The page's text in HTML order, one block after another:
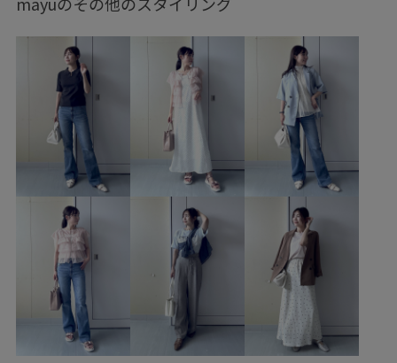
夏コーデ 授業参観日コーデ 運動会コーデ
デートコーデ お出かけコーデ 旅行コーデ
推し活コーデ 女子会コーデ 大人カジュアル
スカートスタイル 体型カバー カジュアルコーデ
ヘルシーコーデ フェミニンコーデ シンプルコーデ
きれいめコーデ ナチュラル ブルべ夏
トップス バッグ トートバッグ
シューズ BVA16010 BVC36030
BVK16130 BVX36080 MSpecial_pickup